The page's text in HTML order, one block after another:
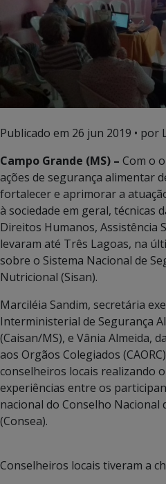
Publicado em 26 jun 2019 • por
Campo Grande (MS) – Com o
ações de segurança alimentar
fortalecer e aprimorar a
à sociedade em geral, técnicas
Direitos Humanos, Assistência
levaram até Três Lagoas, na
sobre o Sistema Nacional de
Nutricional (Sisan).
Marciléia Sandim, secretária
Interministerial de Segurança
(Caisan/MS), e Vânia Almeida,
aos Orgãos Colegiados
conselheiros locais realizando
experiências entre os
nacional do Conselho Nacional
(Consea).
Conselheiros locais tiveram a